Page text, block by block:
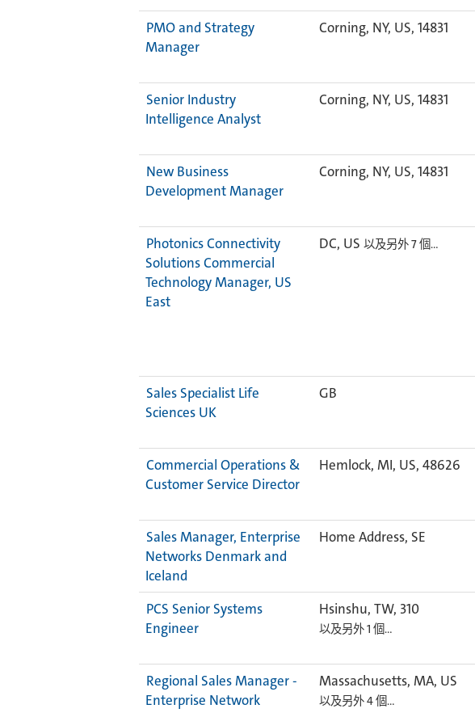
PMO and Strategy
Manager
Corning, NY, US, 14831
Senior Industry
Intelligence Analyst
Corning, NY, US, 14831
New Business
Development Manager
Corning, NY, US, 14831
Photonics Connectivity
Solutions Commercial
Technology Manager, US
East
DC, US 以及另外 7 個…
Sales Specialist Life
Sciences UK
GB
Commercial Operations &
Customer Service Director
Hemlock, MI, US, 48626
Sales Manager, Enterprise
Networks Denmark and
Iceland
Home Address, SE
PCS Senior Systems
Engineer
Hsinshu, TW, 310
以及另外 1 個…
Regional Sales Manager -
Enterprise Network
Massachusetts, MA, US
以及另外 4 個…